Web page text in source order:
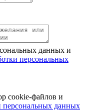
данных и
персональных
cookie-файлов и
персональных данных